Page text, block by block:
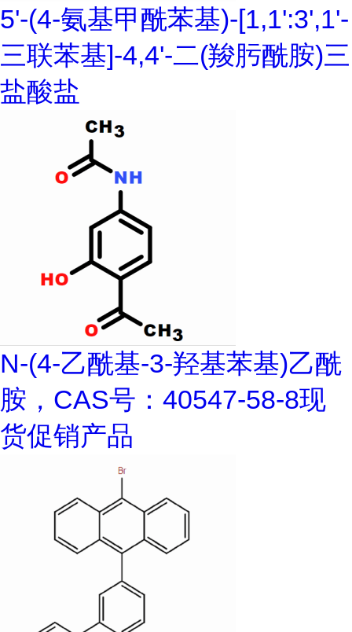
5'-(4-氨基甲酰苯基)-[1,1':3',1'-
三联苯基]-4,4'-二(羧肟酰胺)三
盐酸盐
N-(4-乙酰基-3-羟基苯基)乙酰
胺，CAS号：40547-58-8现
货促销产品